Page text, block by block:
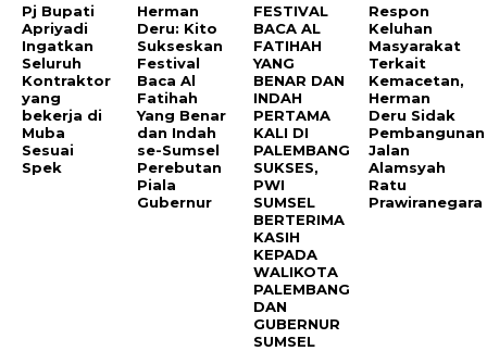
Pj Bupati
Apriyadi
Ingatkan
Seluruh
Kontraktor
yang
bekerja di
Muba
Sesuai
Spek
Herman
Deru: Kito
Sukseskan
Festival
Baca Al
Fatihah
Yang Benar
dan Indah
se-Sumsel
Perebutan
Piala
Gubernur
FESTIVAL
BACA AL
FATIHAH
YANG
BENAR DAN
INDAH
PERTAMA
KALI DI
PALEMBANG
SUKSES,
PWI
SUMSEL
BERTERIMA
KASIH
KEPADA
WALIKOTA
PALEMBANG
DAN
GUBERNUR
SUMSEL
Respon
Keluhan
Masyarakat
Terkait
Kemacetan,
Herman
Deru Sidak
Pembangunan
Jalan
Alamsyah
Ratu
Prawiranegara